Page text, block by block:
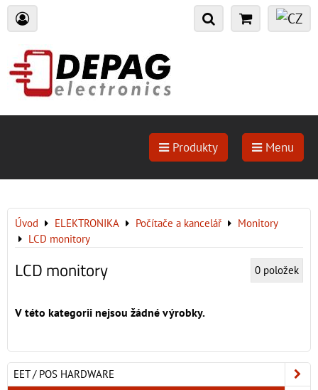
Produkty Menu
Úvod ELEKTRONIKA Počítače a kancelář
Monitory
LCD monitory
LCD monitory 0 položek
EET / POS HARDWARE